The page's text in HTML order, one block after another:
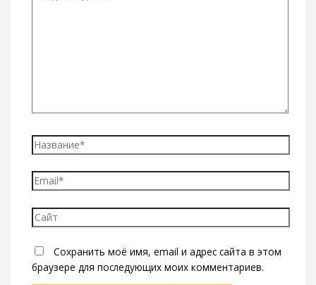
Название*
Email*
Сайт
Сохранить моё имя, email и адрес сайта в этом
браузере для последующих моих комментариев.